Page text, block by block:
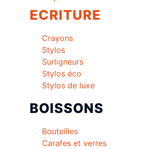
ECRITURE
Crayons
Stylos
Surligneurs
Stylos éco
Stylos de luxe
BOISSONS
Bouteilles
Carafes et verres